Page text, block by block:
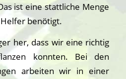
ist eine stattliche Menge
benötigt.
her, dass wir eine richtig
konnten. Bei den
arbeiten wir in einer